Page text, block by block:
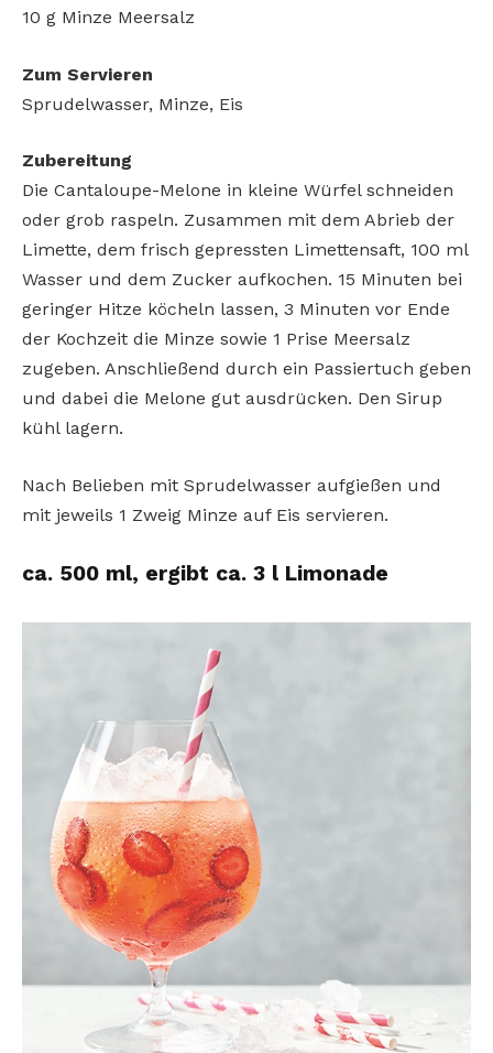
10 g Minze Meersalz
Zum Servieren
Sprudelwasser, Minze, Eis
Zubereitung
Die Cantaloupe-Melone in kleine Würfel schneiden
oder grob raspeln. Zusammen mit dem Abrieb der
Limette, dem frisch gepressten Limettensaft, 100 ml
Wasser und dem Zucker aufkochen. 15 Minuten bei
geringer Hitze köcheln lassen, 3 Minuten vor Ende
der Kochzeit die Minze sowie 1 Prise Meersalz
zugeben. Anschließend durch ein Passiertuch geben
und dabei die Melone gut ausdrücken. Den Sirup
kühl lagern.
Nach Belieben mit Sprudelwasser aufgießen und
mit jeweils 1 Zweig Minze auf Eis servieren.
ca. 500 ml, ergibt ca. 3 l Limonade